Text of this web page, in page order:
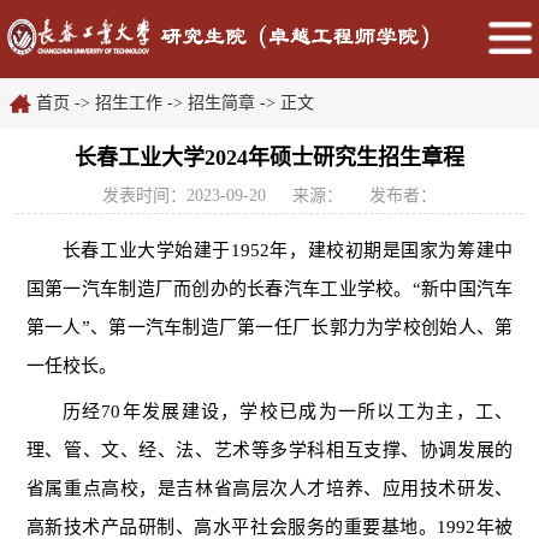
首页 -> 招生工作 -> 招生简章 -> 正文
长春工业大学2024年硕士研究生招生章程
发表时间：2023-09-20 来源： 发布者：
长春工业大学始建于1952年，建校初期是国家为筹建中
国第一汽车制造厂而创办的长春汽车工业学校。“新中国汽车
第一人”、第一汽车制造厂第一任厂长郭力为学校创始人、第
一任校长。
历经70年发展建设，学校已成为一所以工为主，工、
理、管、文、经、法、艺术等多学科相互支撑、协调发展的
省属重点高校，是吉林省高层次人才培养、应用技术研发、
高新技术产品研制、高水平社会服务的重要基地。1992年被